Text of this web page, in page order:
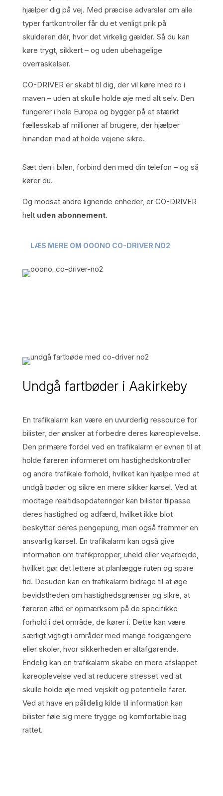
hjælper dig på vej. Med præcise advarsler om alle
typer fartkontroller får du et venligt prik på
skulderen dér, hvor det virkelig gælder. Så du kan
køre trygt, sikkert – og uden ubehagelige
overraskelser.
CO-DRIVER er skabt til dig, der vil køre med ro i
maven – uden at skulle holde øje med alt selv. Den
fungerer i hele Europa og bygger på et stærkt
fællesskab af millioner af brugere, der hjælper
hinanden med at holde vejene sikre.
Sæt den i bilen, forbind den med din telefon – og så
kører du.
Og modsat andre lignende enheder, er CO-DRIVER
helt uden abonnement.
LÆS MERE OM OOONO CO-DRIVER NO2
Undgå fartbøder i Aakirkeby
En trafikalarm kan være en uvurderlig ressource for
bilister, der ønsker at forbedre deres køreoplevelse.
Den primære fordel ved en trafikalarm er evnen til at
holde føreren informeret om hastighedskontroller
og andre trafikale forhold, hvilket kan hjælpe med at
undgå bøder og sikre en mere sikker kørsel. Ved at
modtage realtidsopdateringer kan bilister tilpasse
deres hastighed og adfærd, hvilket ikke blot
beskytter deres pengepung, men også fremmer en
ansvarlig kørsel. En trafikalarm kan også give
information om trafikpropper, uheld eller vejarbejde,
hvilket gør det lettere at planlægge ruten og spare
tid. Desuden kan en trafikalarm bidrage til at øge
bevidstheden om hastighedsgrænser og sikre, at
føreren altid er opmærksom på de specifikke
forhold i det område, de kører i. Dette kan være
særligt vigtigt i områder med mange fodgængere
eller skoler, hvor sikkerheden er altafgørende.
Endelig kan en trafikalarm skabe en mere afslappet
køreoplevelse ved at reducere stresset ved at
skulle holde øje med vejskilt og potentielle farer.
Ved at have en pålidelig kilde til information kan
bilister føle sig mere trygge og komfortable bag
rattet.